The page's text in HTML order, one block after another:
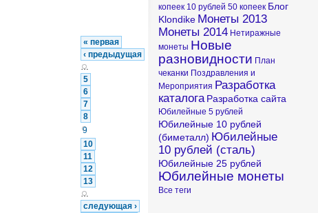
« первая
‹ предыдущая
…
5
6
7
8
9
10
11
12
13
…
следующая ›
копеек 10 рублей 50 копеек Блог
Klondike Монеты 2013
Монеты 2014 Нетиражные
монеты Новые
разновидности План
чеканки Поздравления и
Мероприятия Разработка
каталога Разработка сайта
Юбилейные 5 рублей
Юбилейные 10 рублей
(биметалл) Юбилейные
10 рублей (сталь)
Юбилейные 25 рублей
Юбилейные монеты
Все теги